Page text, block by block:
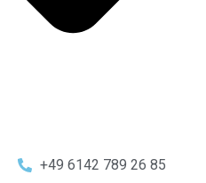
+49 6142 789 26 85